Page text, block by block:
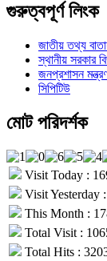
গুরুত্বপূর্ণ লিংক
জাতীয় তথ্য
স্থানীয় সরকার
জনপ্রশাসন
সিপিটিউ
মোট পরিদর্শক
Visit Today :
Visit Yesterday
This Month :
Total Visit :
Total Hits :